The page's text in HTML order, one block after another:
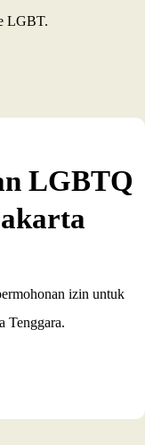
LGBT.
LGBTQ
izin untuk
Tenggara.